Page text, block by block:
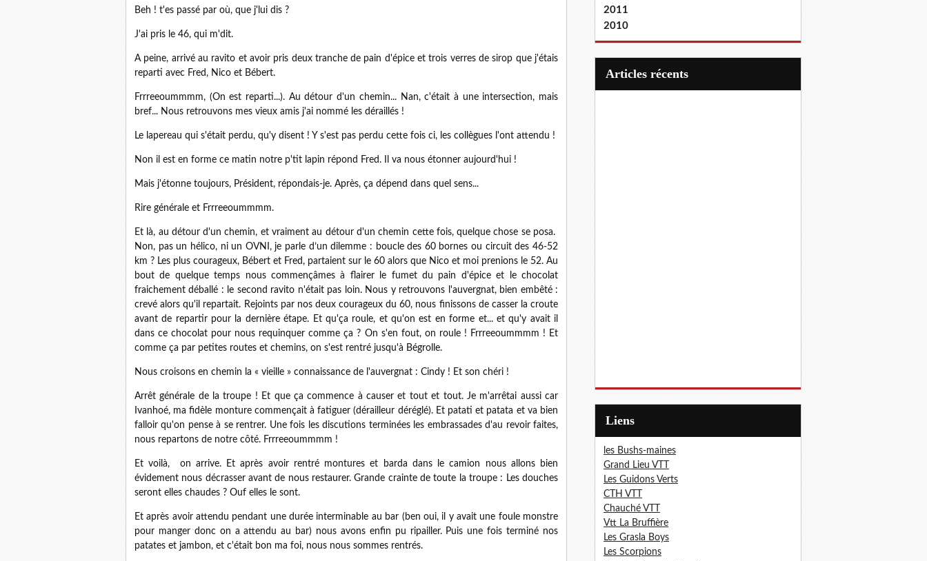
Beh ! t'es passé par où, que j'lui dis ?
J'ai pris le 46, qui m'dit.
A peine, arrivé au ravito et avoir pris deux tranche de pain d'épice et trois verres de sirop que j'étais
reparti avec Fred, Nico et Bébert.
Frrreeoummmm, (On est reparti...). Au détour d'un chemin... Nan, c'était à une intersection, mais
bref... Nous retrouvons mes vieux amis j'ai nommé les déraillés !
Le lapereau qui s'était perdu, qu'y disent ! Y s'est pas perdu cette fois ci, les collègues l'ont attendu !
Non il est en forme ce matin notre p'tit lapin répond Fred. Il va nous étonner aujourd'hui !
Mais j'étonne toujours, Président, répondais-je. Après, ça dépend dans quel sens...
Rire générale et Frrreeoummmm.
Et là, au détour d'un chemin, et vraiment au détour d'un chemin cette fois, quelque chose se posa.
Non, pas un hélico, ni un OVNI, je parle d’un dilemme : boucle des 60 bornes ou circuit des 46-52
km ? Les plus courageux, Bébert et Fred, partaient sur le 60 alors que Nico et moi prenions le 52. Au
bout de quelque temps nous commençâmes à flairer le fumet du pain d'épice et le chocolat
fraichement déballé : le second ravito n'était pas loin. Nous y retrouvons l'auvergnat, bien embêté :
crevé alors qu'il repartait. Rejoints par nos deux courageux du 60, nous finissons de casser la croute
avant de repartir pour la dernière étape. Et qu'ça roule, et qu'on est en forme et... et qu'y avait il
dans ce chocolat pour nous requinquer comme ça ? On s'en fout, on roule ! Frrreeoummmm ! Et
comme ça par petites routes et chemins, on s'est rentré jusqu'à Bégrolle.
Nous croisons en chemin la « vieille » connaissance de l'auvergnat : Cindy ! Et son chéri !
Arrêt générale de la troupe ! Et que ça commence à causer et tout et tout. Je m'arrêtai aussi car
Ivanhoé, ma fidèle monture commençait à fatiguer (dérailleur déréglé). Et patati et patata et va bien
falloir qu'on pense à se rentrer. Une fois les discutions terminées les embrassades d'au revoir faites,
nous repartons de notre côté. Frrreeoummmm !
Et voilà, on arrive. Et après avoir rentré montures et barda dans le camion nous allons bien
évidement nous décrasser avant de nous restaurer. Grande crainte de toute la troupe : Les douches
seront elles chaudes ? Ouf elles le sont.
Et après avoir attendu pendant une durée interminable au bar (ben oui, il y avait une foule monstre
pour manger donc on a attendu au bar) nous avons enfin pu ripailler. Puis une fois terminé nos
patates et jambon, et c'était bon ma foi, nous nous sommes rentrés.
2011
2010
articles récents
Liens
les Bushs-maines
Grand Lieu VTT
Les Guidons Verts
CTH VTT
Chauché VTT
Vtt La Bruffière
Les Grasla Boys
Les Scorpions